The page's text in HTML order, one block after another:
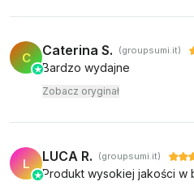
C Caterina S. (groupsumi.it)
Bardzo wydajne
Zobacz oryginał
L LUCA R. (groupsumi.it)
Produkt wysokiej jakości w